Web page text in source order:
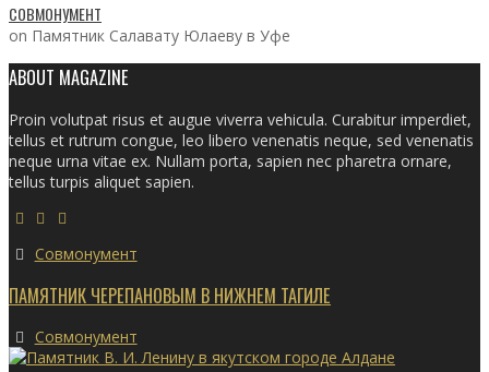
СОВМОНУМЕНТ
on Памятник Салавату Юлаеву в Уфе
ABOUT MAGAZINE
Proin volutpat risus et augue viverra vehicula. Curabitur imperdiet,
tellus et rutrum congue, leo libero venenatis neque, sed venenatis
neque urna vitae ex. Nullam porta, sapien nec pharetra ornare,
tellus turpis aliquet sapien.
Совмонумент
ПАМЯТНИК ЧЕРЕПАНОВЫМ В НИЖНЕМ ТАГИЛЕ
Совмонумент